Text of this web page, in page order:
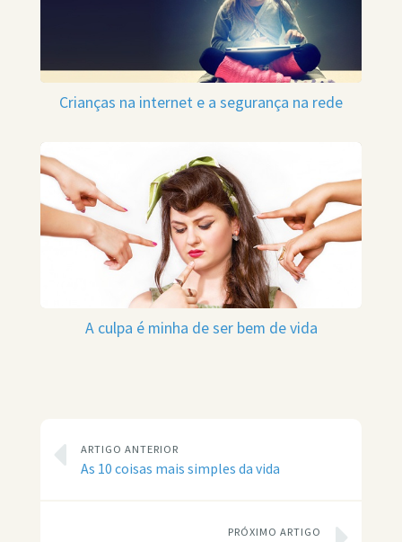
Crianças na internet e a segurança na rede
A culpa é minha de ser bem de vida
ARTIGO ANTERIOR
As 10 coisas mais simples da vida
PRÓXIMO ARTIGO